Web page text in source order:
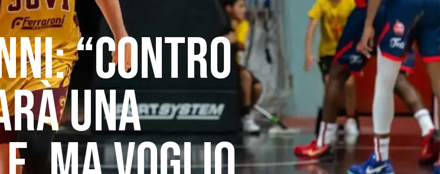
“CONTRO
UNA